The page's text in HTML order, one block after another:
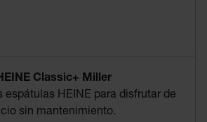
Classic+ Miller
espátulas HEINE para disfrutar de
sin mantenimiento.